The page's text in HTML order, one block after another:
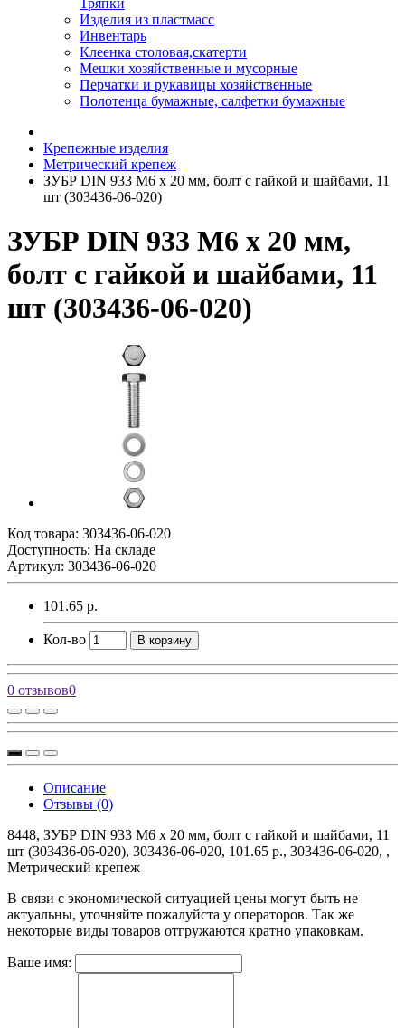
Тряпки
Изделия из пластмасс
Инвентарь
Клеенка столовая,скатерти
Мешки хозяйственные и мусорные
Перчатки и рукавицы хозяйственные
Полотенца бумажные, салфетки бумажные
Крепежные изделия
Метрический крепеж
ЗУБР DIN 933 M6 x 20 мм, болт с гайкой и шайбами, 11
шт (303436-06-020)
ЗУБР DIN 933 M6 x 20 мм,
болт с гайкой и шайбами, 11
шт (303436-06-020)
Код товара: 303436-06-020
Доступность: На складе
Артикул: 303436-06-020
101.65 р.
Кол-во В корзину
0 отзывов0
Описание
Отзывы (0)
8448, ЗУБР DIN 933 M6 x 20 мм, болт с гайкой и шайбами, 11
шт (303436-06-020), 303436-06-020, 101.65 р., 303436-06-020, ,
Метрический крепеж
В связи с экономической ситуацией цены могут быть не
актуальны, уточняйте пожалуйста у операторов. Так же
некоторые виды товаров отгружаются кратно упаковкам.
Ваше имя: